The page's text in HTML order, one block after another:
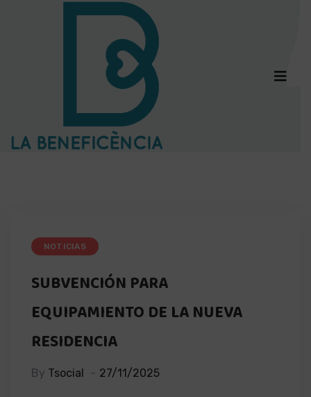
NOTICIAS
SUBVENCIÓN PARA
EQUIPAMIENTO DE LA NUEVA
RESIDENCIA
By Tsocial 27/11/2025